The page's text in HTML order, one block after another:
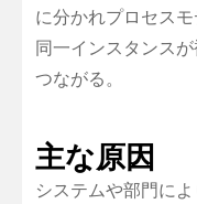
に分かれプロセスモ
同一インスタンス
つながる。
主な原因
システムや部門に